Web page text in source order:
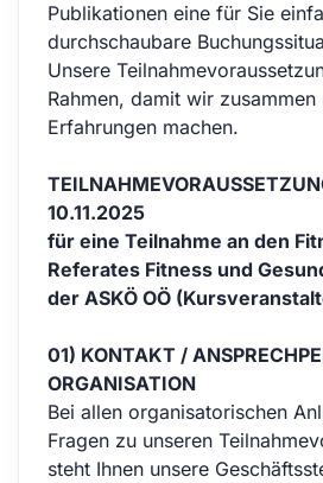
Publikationen eine für Sie
durchschaubare
Unsere
Rahmen, damit wir zusammen
Erfahrungen machen.
10.11.2025
für eine Teilnahme an den
Referates Fitness und
der ASKÖ OÖ
01) KONTAKT /
ORGANISATION
Bei allen organisatorischen
Fragen zu unseren
steht Ihnen unsere